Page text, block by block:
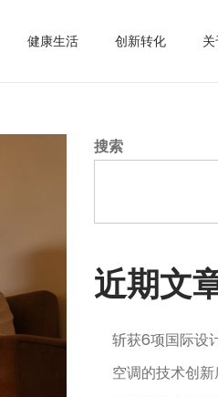
健康生活 创新转化
搜索
近期文
斩获6项国际设
空调的技术创